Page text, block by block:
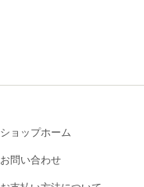
ショップホーム
お問い合わせ